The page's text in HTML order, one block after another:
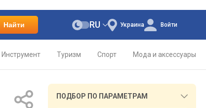
Найти Украина
RU Войти
Инструмент Туризм Спорт Мода и аксессуары
ПОДБОР ПО ПАРАМЕТРАМ